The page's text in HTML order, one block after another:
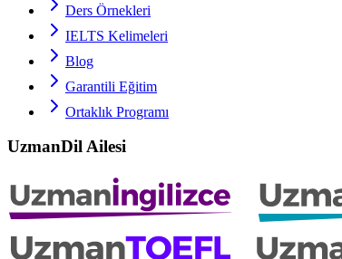
Ders Örnekleri
IELTS Kelimeleri
Blog
Garantili Eğitim
Ortaklık Programı
UzmanDil Ailesi